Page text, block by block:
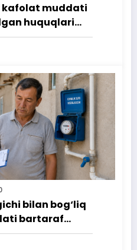
kafolat muddati
huquqlari
bilan bog‘liq
bartaraf